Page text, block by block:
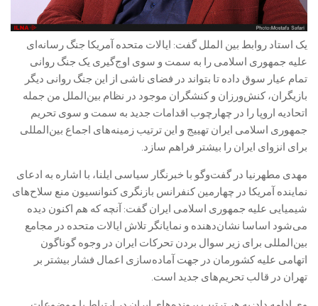
یک استاد روابط بین الملل گفت: ایالات متحده آمریکا جنگ رسانه‌ای
علیه جمهوری اسلامی را به سمت و سوی اوج‌گیری یک جنگ روانی
تمام عیار سوق داده تا بتواند در فضای ناشی از این جنگ روانی دیگر
بازیگران، کنش‌ورزان و کنشگران موجود در نظام بین‌الملل من جمله
اتحادیه اروپا را در چهارچوب اقدامات جدید به سمت و سوی تحریم
جمهوری اسلامی ایران تهییج و این ترتیب زمینه‌های اجماع بین‌المللی
برای انزوای ایران را بیشتر فراهم سازد.
مهدی مطهرنیا در گفت‌وگو با خبرنگار سیاسی ایلنا، با اشاره به ادعای
نماینده آمریکا در چهارمین کنفرانس بازنگری کنوانسیون منع سلاح‌های
شیمیایی علیه جمهوری اسلامی ایران گفت: آنچه که هم اکنون دیده
می‌شود اساسا نشان‌دهنده و نمایانگر تلاش ایالات متحده در مجامع
بین‌المللی برای زیر سوال بردن تحرکات ایران در وجوه گوناگون
اتهامی علیه کشورمان در جهت آماده‌سازی اعمال فشار بیشتر بر
تهران در قالب تحریم‌های جدید است.